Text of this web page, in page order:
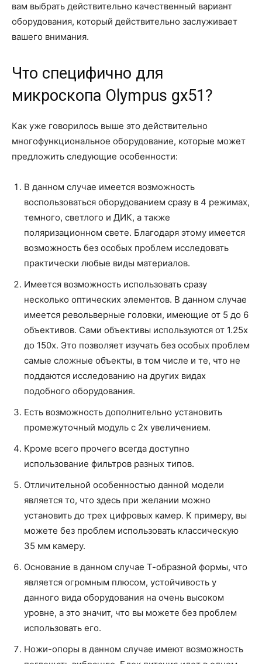
вам выбрать действительно качественный вариант
оборудования, который действительно заслуживает
вашего внимания.
Что специфично для
микроскопа Olympus gx51?
Как уже говорилось выше это действительно
многофункциональное оборудование, которые может
предложить следующие особенности:
В данном случае имеется возможность
воспользоваться оборудованием сразу в 4 режимах,
темного, светлого и ДИК, а также
поляризационном свете. Благодаря этому имеется
возможность без особых проблем исследовать
практически любые виды материалов.
Имеется возможность использовать сразу
несколько оптических элементов. В данном случае
имеется револьверные головки, имеющие от 5 до 6
объективов. Сами объективы используются от 1.25х
до 150х. Это позволяет изучать без особых проблем
самые сложные объекты, в том числе и те, что не
поддаются исследованию на других видах
подобного оборудования.
Есть возможность дополнительно установить
промежуточный модуль с 2х увеличением.
Кроме всего прочего всегда доступно
использование фильтров разных типов.
Отличительной особенностью данной модели
является то, что здесь при желании можно
установить до трех цифровых камер. К примеру, вы
можете без проблем использовать классическую
35 мм камеру.
Основание в данном случае Т-образной формы, что
является огромным плюсом, устойчивость у
данного вида оборудования на очень высоком
уровне, а это значит, что вы можете без проблем
использовать его.
Ножи-опоры в данном случае имеют возможность